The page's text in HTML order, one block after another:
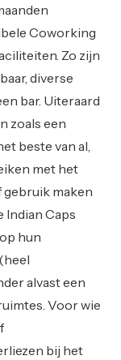
Coworking
Zo zijn
diverse
bar. Uiteraard
zoals een
beste van al,
met het
gebruik maken
Indian Caps
hun
alvast een
Voor wie
bij het